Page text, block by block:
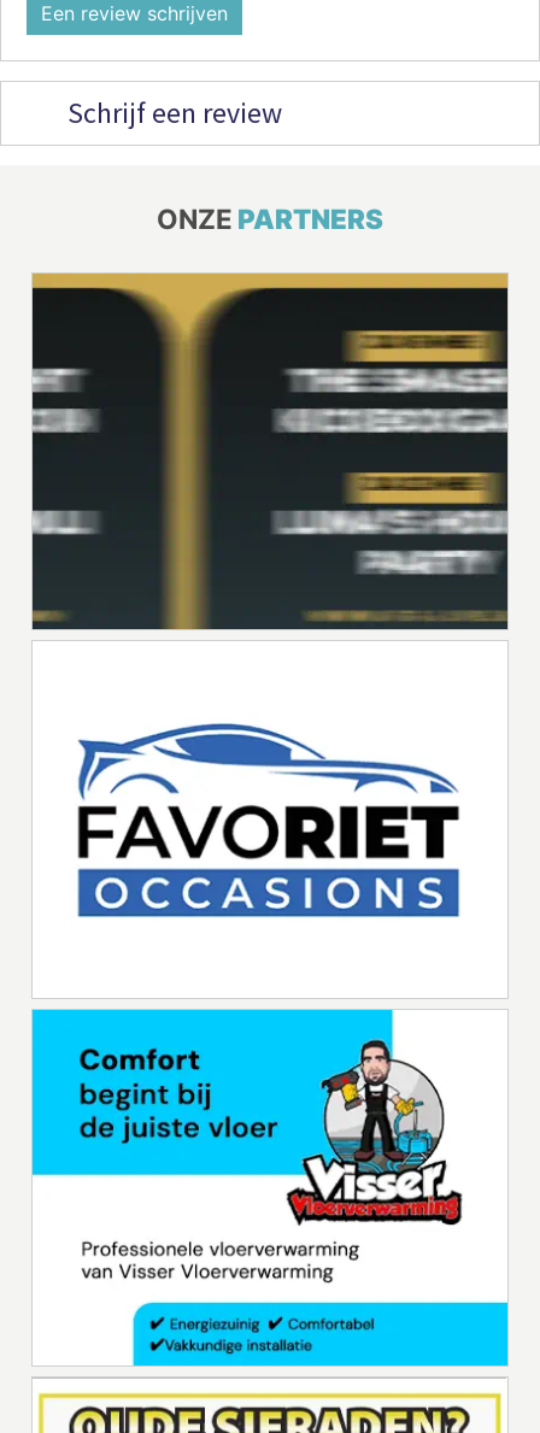
Een review schrijven
Schrijf een review
ONZE PARTNERS